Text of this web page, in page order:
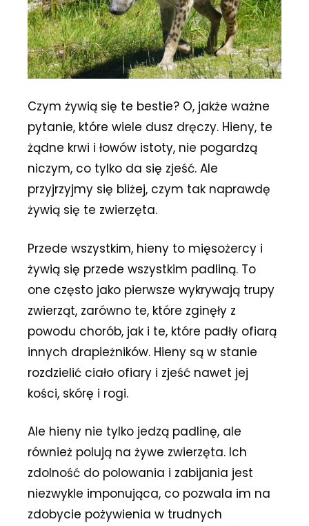
Czym żywią się te bestie? O, jakże ważne
pytanie, które wiele dusz dręczy. Hieny, te
żądne krwi i łowów istoty, nie pogardzą
niczym, co tylko da się zjeść. Ale
przyjrzyjmy się bliżej, czym tak naprawdę
żywią się te zwierzęta.
Przede wszystkim, hieny to mięsożercy i
żywią się przede wszystkim padliną. To
one często jako pierwsze wykrywają trupy
zwierząt, zarówno te, które zginęły z
powodu chorób, jak i te, które padły ofiarą
innych drapieżników. Hieny są w stanie
rozdzielić ciało ofiary i zjeść nawet jej
kości, skórę i rogi.
Ale hieny nie tylko jedzą padlinę, ale
również polują na żywe zwierzęta. Ich
zdolność do polowania i zabijania jest
niezwykle imponująca, co pozwala im na
zdobycie pożywienia w trudnych